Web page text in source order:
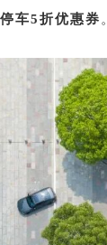
车5折优惠券